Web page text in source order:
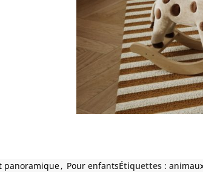
panoramique, Pour enfantsÉtiquettes :